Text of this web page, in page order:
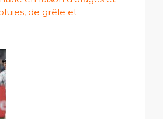
de grêle et